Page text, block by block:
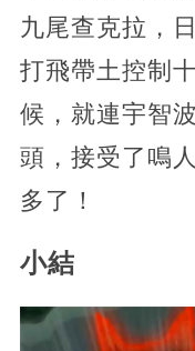
九尾查克拉，
打飛帶土控制
候，就連宇智
頭，接受了鳴
多了！
小結